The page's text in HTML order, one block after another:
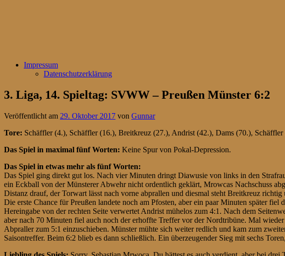
Impressum
Datenschutzerklärung
3. Liga, 14. Spieltag: SVWW – Preußen Münster 6:2
Veröffentlicht am 29. Oktober 2017 von Gunnar
Tore: Schäffler (4.), Schäffler (16.), Breitkreuz (27.), Andrist (42.), Dams (70.), Schäffler
Das Spiel in maximal fünf Worten: Keine Spur von Pokal-Depression.
Das Spiel in etwas mehr als fünf Worten:
Das Spiel ging direkt gut los. Nach vier Minuten dringt Diawusie von links in den
ein Eckball von der Münsterer Abwehr nicht ordentlich geklärt, Mrowcas Nachschuss
Distanz drauf, der Torwart lässt nach vorne abprallen und diesmal steht Breitkreuz
Die erste Chance für Preußen landete noch am Pfosten, aber ein paar Minuten später
Hereingabe von der rechten Seite verwertet Andrist mühelos zum 4:1. Nach dem
aber nach 70 Minuten fiel auch noch der erhoffte Treffer vor der Nordtribüne. Mal
Abpraller zum 5:1 einzuschieben. Münster mühte sich weiter redlich und kam zum
Saisontreffer. Beim 6:2 blieb es dann schließlich. Ein überzeugender Sieg mit sechs